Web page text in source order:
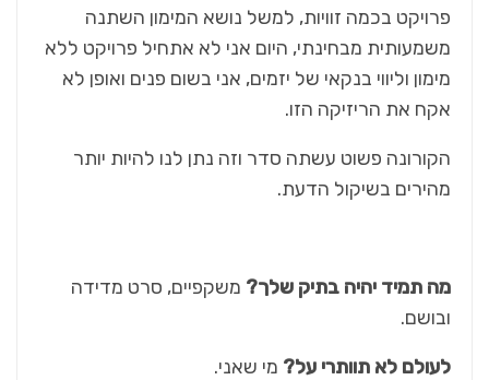
פרויקט בכמה זוויות, למשל נושא המימון השתנה
משמעותית מבחינתי, היום אני לא אתחיל פרויקט ללא
מימון וליווי בנקאי של יזמים, אני בשום פנים ואופן לא
אקח את הריזיקה הזו.
הקורונה פשוט עשתה סדר וזה נתן לנו להיות יותר
מהירים בשיקול הדעת.
מה תמיד יהיה בתיק שלך? משקפיים, סרט מדידה
ובושם.
לעולם לא תוותרי על? מי שאני.